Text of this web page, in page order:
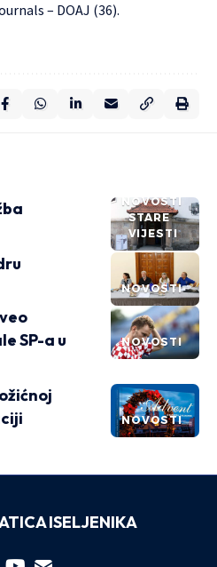
– DOAJ (36).
NOVOSTI
STARE
VIJESTI
NOVOSTI
NOVOSTI
SP-a u
NOVOSTI
ISELJENIKA